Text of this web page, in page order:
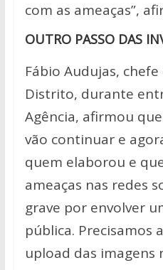
com as ameaças”,
OUTRO PASSO DAS
Fábio Audujas,
Distrito, durante
Agência, afirmou
vão continuar e
quem elaborou e
ameaças nas redes
grave por envolver
pública. Precisamos
upload das imagens